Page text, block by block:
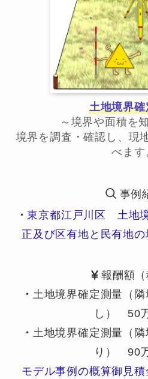
土地境界
～境界や面積を
境界を調査・確認し、現
べます
事例
・東京都江戸川区 土地
正及び区有地と民有地
報酬額（
・ 土地境界確定測量（
し） 50
・ 土地境界確定測量（
り） 90
モデル事例の概算御見積